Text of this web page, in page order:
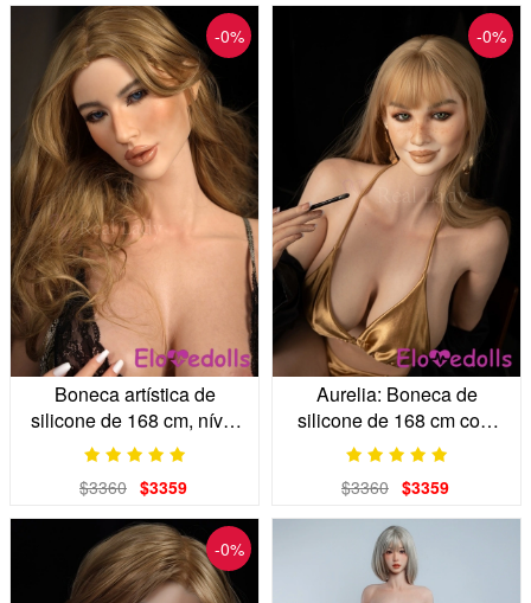
-0%
Boneca artística de
silicone de 168 cm, nível
investimento:
pintada à mão.
$3360 $3359
-0%
Aurelia: Boneca de
silicone de 168 cm com
seios de gelatina e
$3360 $3359
-0%